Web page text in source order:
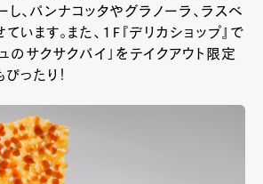
、パンナコッタやグラノーラ、ラスベ
います。また、１F『デリカショップ』で
のサクサクパイ」をテイクアウト限定
ったり！